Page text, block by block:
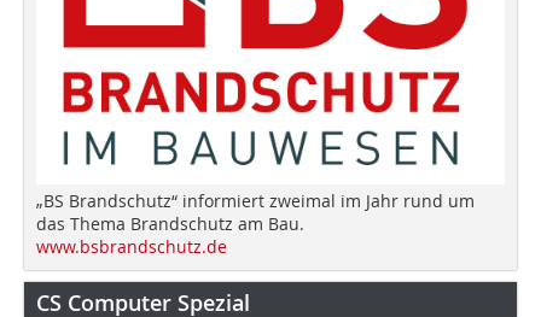
„BS Brandschutz“ informiert zweimal im Jahr rund um
das Thema Brandschutz am Bau.
www.bsbrandschutz.de
CS Computer Spezial